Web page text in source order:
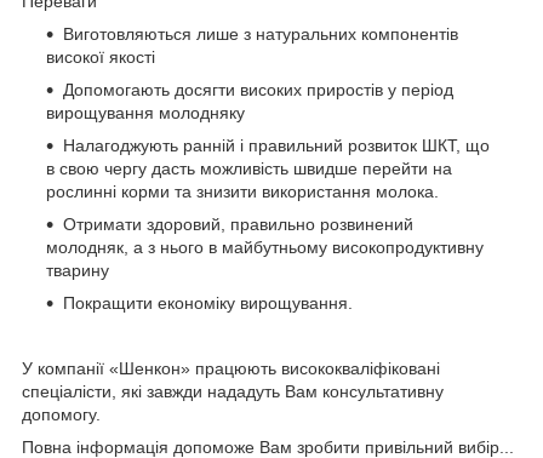
Виготовляються лише з натуральних компонентів
високої якості
Допомогають досягти високих приростів у період
вирощування молодняку
Налагоджують ранній і правильний розвиток ШКТ, що
в свою чергу дасть можливість швидше перейти на
рослинні корми та знизити використання молока.
Отримати здоровий, правильно розвинений
молодняк, а з нього в майбутньому високопродуктивну
тварину
Покращити економіку вирощування.
У компанії «Шенкон» працюють висококваліфіковані
спеціалісти, які завжди нададуть Вам консультативну
допомогу.
Повна інформація допоможе Вам зробити привільний вибір...